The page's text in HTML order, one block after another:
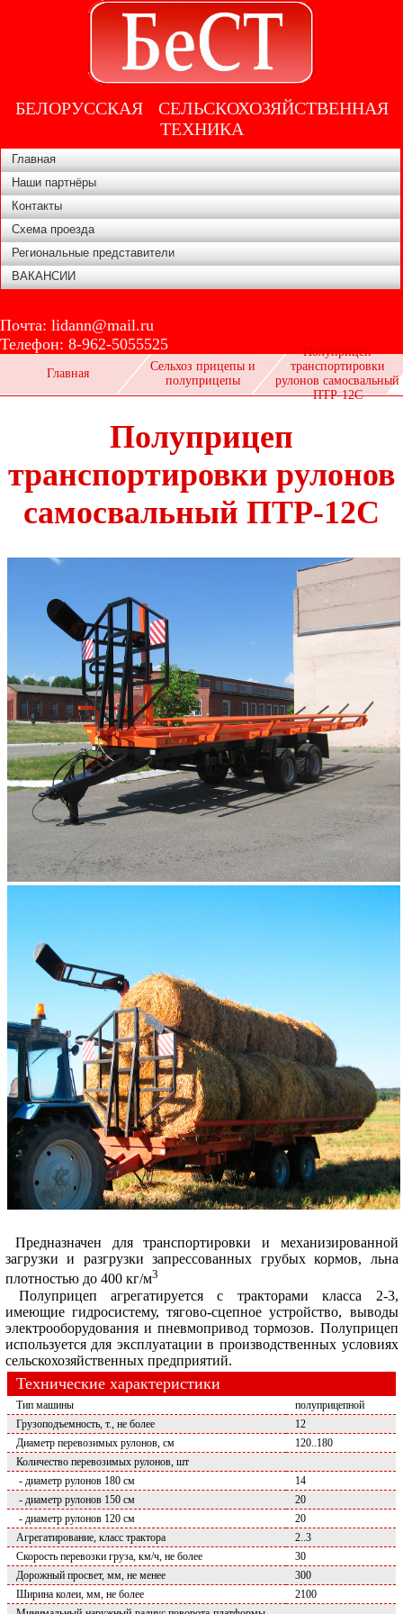
БЕЛОРУССКАЯ СЕЛЬСКОХОЗЯЙСТВЕННАЯ
ТЕХНИКА
Главная
Наши партнёры
Контакты
Схема проезда
Региональные представители
ВАКАНСИИ
Почта: lidann@mail.ru
Телефон: 8-962-5055525
Главная
Сельхоз прицепы и
полуприцепы
Полуприцеп
транспортировки
рулонов самосвальный
ПТР-12С
Полуприцеп
транспортировки рулонов
самосвальный ПТР-12С
Предназначен для транспортировки и механизированной
загрузки и разгрузки запрессованных грубых кормов, льна
плотностью до 400 кг/м3
Полуприцеп агрегатируется с тракторами класса 2-3,
имеющие гидросистему, тягово-сцепное устройство, выводы
электрооборудования и пневмопривод тормозов. Полуприцеп
используется для эксплуатации в производственных условиях
сельскохозяйственных предприятий.
Технические характеристики
Тип машины
полуприцепной
Грузоподъемность, т., не более
12
Диаметр перевозимых рулонов, см
120..180
Количество перевозимых рулонов, шт
- диаметр рулонов 180 см
14
- диаметр рулонов 150 см
20
- диаметр рулонов 120 см
20
Агрегатирование, класс трактора
2..3
Скорость перевозки груза, км/ч, не более
30
Дорожный просвет, мм, не менее
300
Ширина колеи, мм, не более
2100